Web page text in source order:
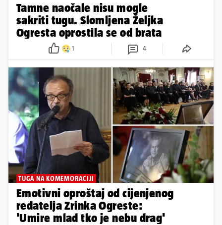
Tamne naočale nisu mogle
sakriti tugu. Slomljena Željka
Ogresta oprostila se od brata
1 4
TUGA NA KOMEMORACIJI
Emotivni oproštaj od cijenjenog
redatelja Zrinka Ogreste:
'Umire mlad tko je nebu drag'